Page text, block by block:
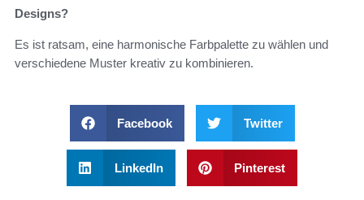
Designs?
Es ist ratsam, eine harmonische Farbpalette zu wählen und
verschiedene Muster kreativ zu kombinieren.
Facebook Twitter
LinkedIn Pinterest